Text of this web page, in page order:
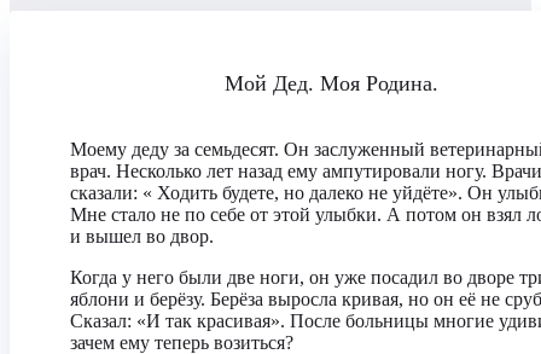
Мой Дед. Моя Родина.
Моему деду за семьдесят. Он заслуженный
врач. Несколько лет назад ему ампутировали ногу. Врачи
сказали: « Ходить будете, но далеко не уйдёте». Он
Мне стало не по себе от этой улыбки. А потом он взял
и вышел во двор.
Когда у него были две ноги, он уже посадил во дворе
яблони и берёзу. Берёза выросла кривая, но он её не
Сказал: «И так красивая». После больницы многие
зачем ему теперь возиться?